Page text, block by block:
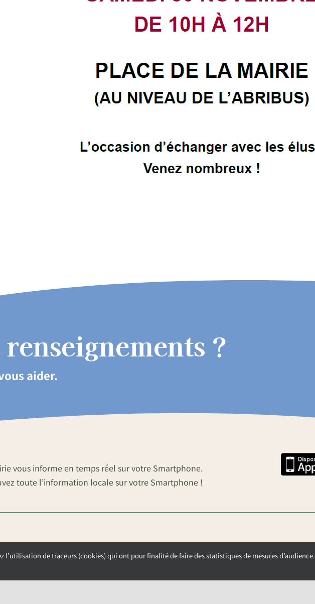
?
aider.
vous informe en temps réel sur votre Smartphone.
toute l’information locale sur votre Smartphone !
OUVERTURE DE LA MAIRIE
l’utilisation de traceurs (cookies) qui ont pour finalité de faire des statistiques de mesures d’audience.